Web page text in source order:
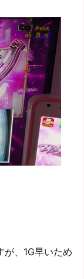
、1G早いため